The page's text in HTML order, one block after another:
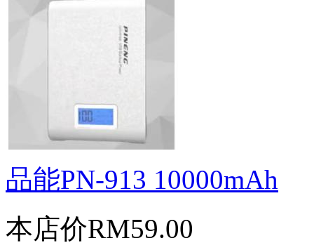
品能PN-913 10000mAh
本店价RM59.00